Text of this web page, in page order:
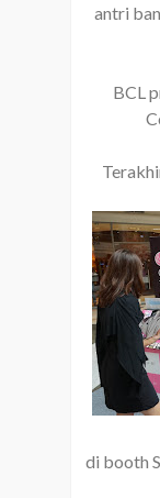
antri
BCL
di booth